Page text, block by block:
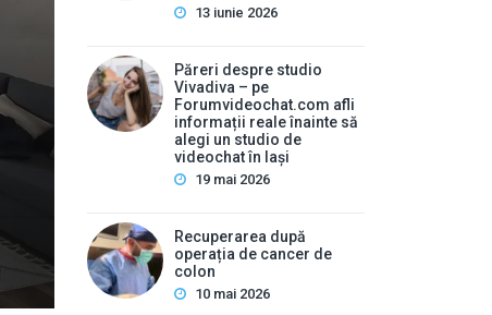
Cancerul de vezică
Mulți oameni ignoră durerile abdominale ușoare și
pot ascunde uneori afecțiuni hepatobiliare severe.
13 iunie 2026
Păreri despre studio
Vivadiva – pe
Forumvideochat.com afli
informații reale înainte să
alegi un studio de
videochat în Iași
19 mai 2026
Recuperarea după
operația de cancer de
colon
10 mai 2026